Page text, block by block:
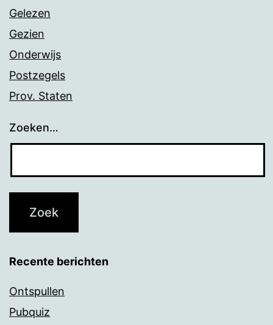
Gelezen
Gezien
Onderwijs
Postzegels
Prov. Staten
Zoeken…
Recente berichten
Ontspullen
Pubquiz